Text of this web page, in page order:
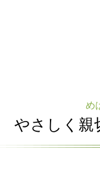
め
やさしく親